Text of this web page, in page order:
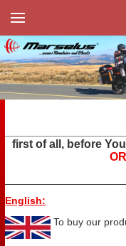
first of all, before
English:
To buy our